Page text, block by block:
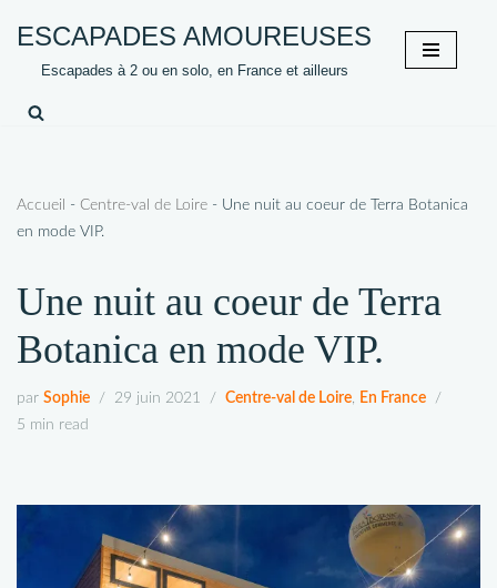
contenu
ESCAPADES AMOUREUSES
Escapades à 2 ou en solo, en France et ailleurs
Accueil - Centre-val de Loire - Une nuit au coeur de Terra Botanica
en mode VIP.
Une nuit au coeur de Terra
Botanica en mode VIP.
par Sophie 29 juin 2021 Centre-val de Loire, En France
5 min read